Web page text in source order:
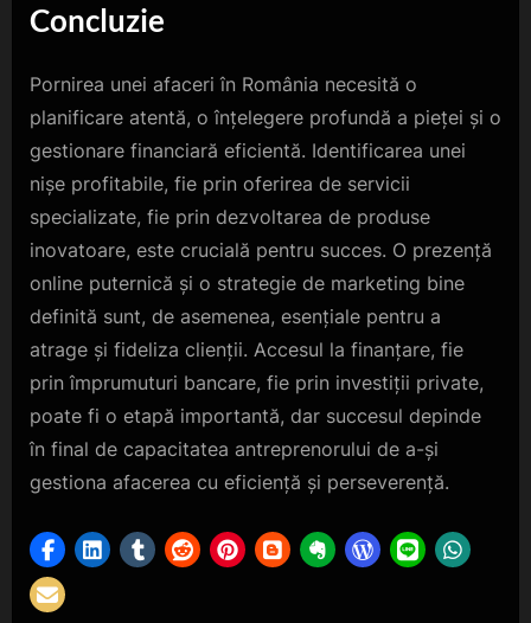
Concluzie
Pornirea unei afaceri în România necesită o
planificare atentă, o înțelegere profundă a pieței și o
gestionare financiară eficientă. Identificarea unei
nișe profitabile, fie prin oferirea de servicii
specializate, fie prin dezvoltarea de produse
inovatoare, este crucială pentru succes. O prezență
online puternică și o strategie de marketing bine
definită sunt, de asemenea, esențiale pentru a
atrage și fideliza clienții. Accesul la finanțare, fie
prin împrumuturi bancare, fie prin investiții private,
poate fi o etapă importantă, dar succesul depinde
în final de capacitatea antreprenorului de a-și
gestiona afacerea cu eficiență și perseverență.